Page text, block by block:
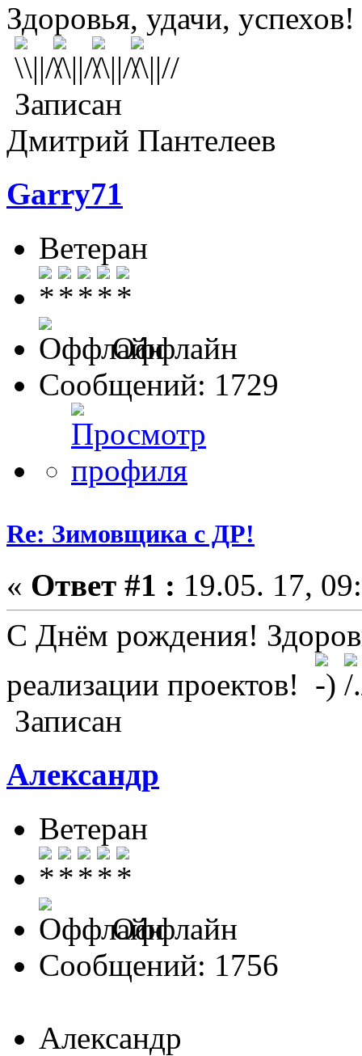
Здоровья, удачи, успехов!
Записан
Дмитрий Пантелеев
Garry71
Ветеран
Оффлайн
Сообщений: 1729
Re: Зимовщика с ДР!
« Ответ #1 : 19.05. 17,
С Днём рождения!
реализации проектов!
Записан
Александр
Ветеран
Оффлайн
Сообщений: 1756
Александр